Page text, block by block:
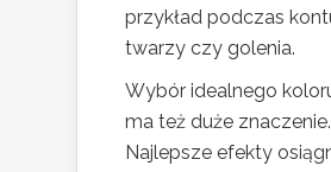
przykład podczas
twarzy czy golenia.
Wybór idealnego
ma też duże znaczenie.
Najlepsze efekty